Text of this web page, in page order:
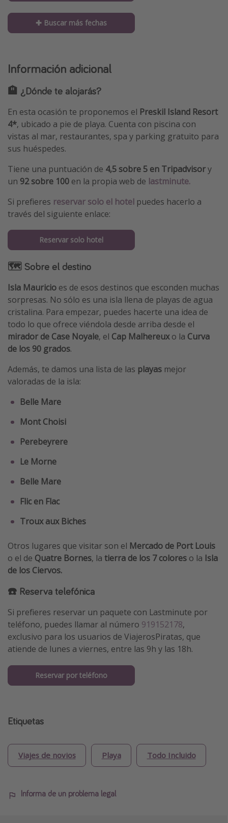
✚ Buscar más fechas
Información adicional
🏨 ¿Dónde te alojarás?
En esta ocasión te proponemos el Preskil Island Resort
4*, ubicado a pie de playa. Cuenta con piscina con
vistas al mar, restaurantes, spa y parking gratuito para
sus huéspedes.
Tiene una puntuación de 4,5 sobre 5 en Tripadvisory
un 92 sobre 100 en la propia web de lastminute.
Si prefieres reservar solo el hotel puedes hacerlo a
través del siguiente enlace:
Reservar solo hotel
🗺 Sobre el destino
Isla Mauricio es de esos destinos que esconden muchas
sorpresas. No sólo es una isla llena de playas de agua
cristalina. Para empezar, puedes hacerte una idea de
todo lo que ofrece viéndola desde arriba desde el
mirador de Case Noyale, el Cap Malhereuxo la Curva
de los 90 grados.
Además, te damos una lista de las playas mejor
valoradas de la isla:
Belle Mare
Mont Choisi
Perebeyrere
Le Morne
Belle Mare
Flic en Flac
Troux aux Biches
Otros lugares que visitar son el Mercado de Port Louis
o el de Quatre Bornes, la tierra de los 7 colores o la Isla
de los Ciervos.
☎️ Reserva telefónica
Si prefieres reservar un paquete con Lastminute por
teléfono, puedes llamar al número 919152178,
exclusivo para los usuarios de ViajerosPiratas, que
atiende de lunes a viernes, entre las 9h y las 18h.
Reservar por teléfono
Etiquetas
Viajes de novios Playa Todo Incluido
Informa de un problema legal